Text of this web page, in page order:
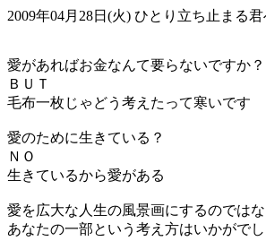
2009年04月28日(火) ひとり立ち止まる君
愛があればお金なんて要らないですか？
ＢＵＴ
毛布一枚じゃどう考えたって寒いです
愛のために生きている？
ＮＯ
生きているから愛がある
愛を広大な人生の風景画にするのではな
あなたの一部という考え方はいかがでし